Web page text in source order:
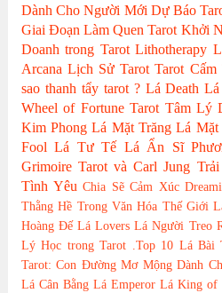
Dành Cho Người Mới Dự Báo
Giai Đoạn Làm Quen Tarot Khởi
Doanh trong Tarot Lithotherapy
Arcana Lịch Sử Tarot Tarot
sao thanh tẩy tarot ? Lá Death Lá
Wheel of Fortune Tarot Tâm Lý
Kim Phong Lá Mặt Trăng Lá Mặt
Fool Lá Tư Tế Lá Ẩn Sĩ
Grimoire Tarot và Carl Jung
Tình Yêu Chia Sẽ Cảm Xúc
Thằng Hề Trong Văn Hóa Thế Giới
Hoàng Đế Lá Lovers Lá Người Treo
Lý Học trong Tarot
.Top 10 Lá Bài
Tarot: Con Đường Mơ Mộng Dành
Lá Cân Bằng Lá Emperor Lá King of